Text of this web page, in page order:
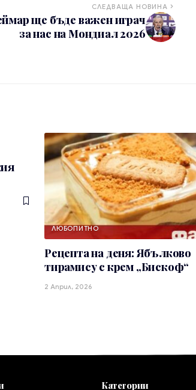
СЛЕДВАЩА НОВИНА
ще бъде важен играч
за нас на Мондиал 2026
ЛЮБОПИТНО
Рецепта на деня: Ябълково
тирамису с крем „Бискоф“
2 Април, 2026
Категории